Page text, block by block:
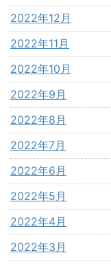
2022年12月
2022年11月
2022年10月
2022年9月
2022年8月
2022年7月
2022年6月
2022年5月
2022年4月
2022年3月